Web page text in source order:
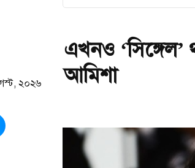
২০২৬
এখনও
আমিশা